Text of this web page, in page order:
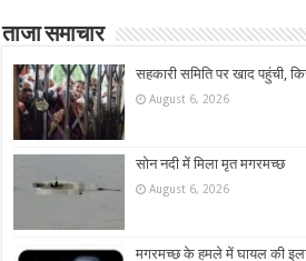
ताजा समाचार
सहकारी समिति पर खाद पहुंची,
August 6, 2026
सोन नदी में मिला मृत मगरमच्छ
August 6, 2026
मगरमच्छ के हमले में घायल की